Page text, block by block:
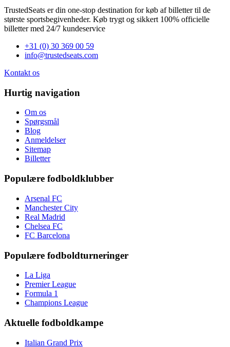
TrustedSeats er din one-stop destination for køb af billetter til de
største sportsbegivenheder. Køb trygt og sikkert 100% officielle
billetter med 24/7 kundeservice
+31 (0) 30 369 00 59
info@trustedseats.com
Kontakt os
Hurtig navigation
Om os
Spørgsmål
Blog
Anmeldelser
Sitemap
Billetter
Populære fodboldklubber
Arsenal FC
Manchester City
Real Madrid
Chelsea FC
FC Barcelona
Populære fodboldturneringer
La Liga
Premier League
Formula 1
Champions League
Aktuelle fodboldkampe
Italian Grand Prix